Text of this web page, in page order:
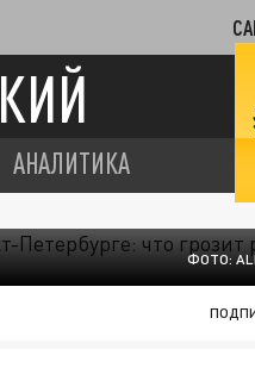
АНАЛИТИКА
ФОТО: